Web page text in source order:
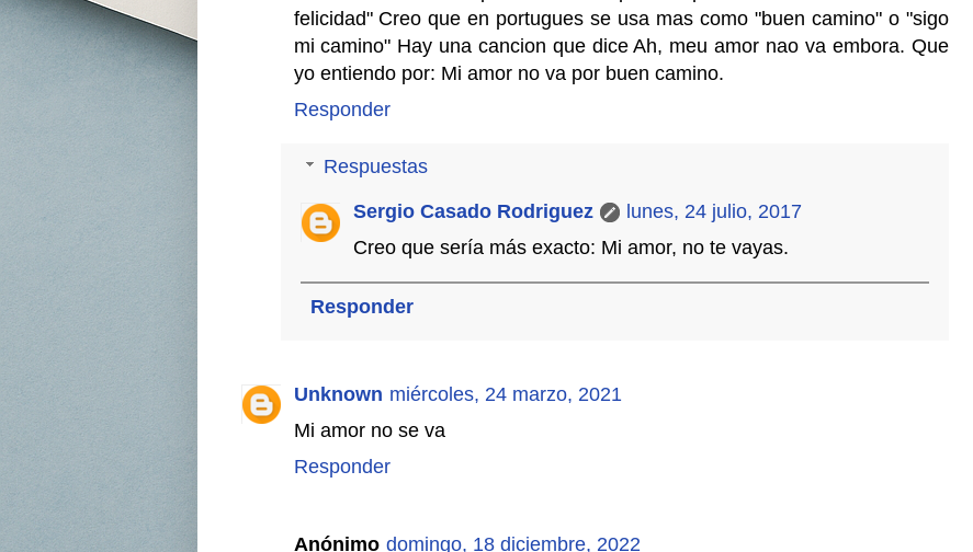
felicidad" Creo que en portugues se usa mas como "buen camino" o "sigo
mi camino" Hay una cancion que dice Ah, meu amor nao va embora. Que
yo entiendo por: Mi amor no va por buen camino.
Responder
Respuestas
Sergio Casado Rodriguez
lunes, 24 julio, 2017
Creo que sería más exacto: Mi amor, no te vayas.
Responder
Unknown miércoles, 24 marzo, 2021
Mi amor no se va
Responder
Anónimo domingo, 18 diciembre, 2022